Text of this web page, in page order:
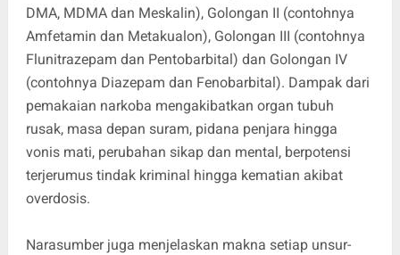
DMA, MDMA dan Meskalin), Golongan II (contohnya
Amfetamin dan Metakualon), Golongan III (contohnya
Flunitrazepam dan Pentobarbital) dan Golongan IV
(contohnya Diazepam dan Fenobarbital). Dampak dari
pemakaian narkoba mengakibatkan organ tubuh
rusak, masa depan suram, pidana penjara hingga
vonis mati, perubahan sikap dan mental, berpotensi
terjerumus tindak kriminal hingga kematian akibat
overdosis.
Narasumber juga menjelaskan makna setiap unsur-